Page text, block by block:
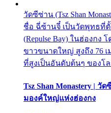
วัดซีซ่าน (Tsz Shan
ชื่อ ฉี่ซ้านจี๋ เป็นวัดพุทธที่
(Repulse Bay) ในฮ่องกง
ขาวขนาดใหญ่ สูงถึง 76
ที่สูงเป็นอันดับต้นๆ ของโ
Tsz Shan Monastery |
มองค์ใหญ่แห่งฮ่องกง